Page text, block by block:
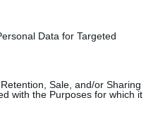
Data for Targeted
Sale, and/or Sharing
with the Purposes for which it
sull'intero